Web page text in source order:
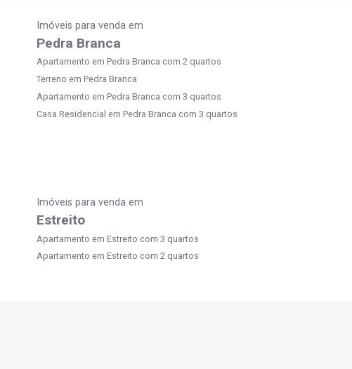
Imóveis para venda em
Pedra Branca
Apartamento em Pedra Branca com 2 quartos
Terreno em Pedra Branca
Apartamento em Pedra Branca com 3 quartos
Casa Residencial em Pedra Branca com 3 quartos
Imóveis para venda em
Estreito
Apartamento em Estreito com 3 quartos
Apartamento em Estreito com 2 quartos